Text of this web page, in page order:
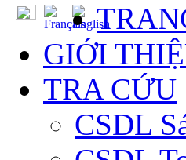
GIỚI
TRA CỨU
CSDL